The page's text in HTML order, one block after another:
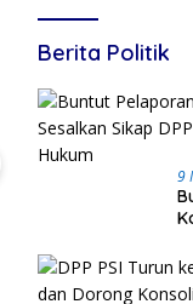
Kalteng Masuk 10
Nasional Kinerja
Percepatan
Berita Politik
9